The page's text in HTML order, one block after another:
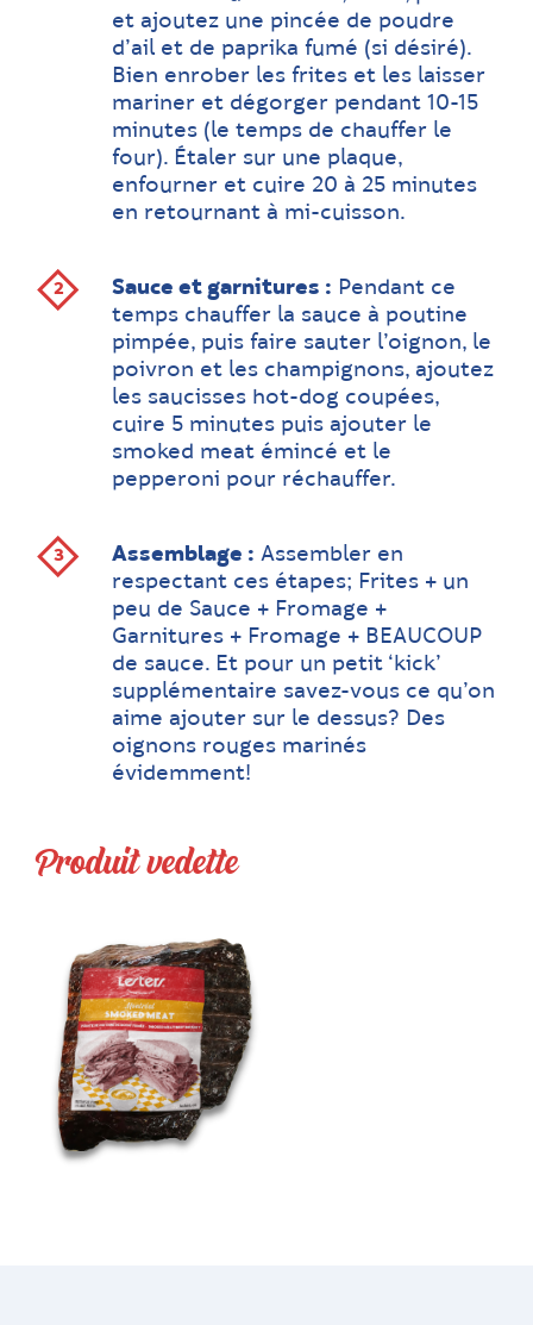
et ajoutez une pincée de poudre
d’ail et de paprika fumé (si désiré).
Bien enrober les frites et les laisser
mariner et dégorger pendant 10-15
minutes (le temps de chauffer le
four). Étaler sur une plaque,
enfourner et cuire 20 à 25 minutes
en retournant à mi-cuisson.
Sauce et garnitures : Pendant ce
temps chauffer la sauce à poutine
pimpée, puis faire sauter l’oignon, le
poivron et les champignons, ajoutez
les saucisses hot-dog coupées,
cuire 5 minutes puis ajouter le
smoked meat émincé et le
pepperoni pour réchauffer.
Assemblage : Assembler en
respectant ces étapes; Frites + un
peu de Sauce + Fromage +
Garnitures + Fromage + BEAUCOUP
de sauce. Et pour un petit ‘kick’
supplémentaire savez-vous ce qu’on
aime ajouter sur le dessus? Des
oignons rouges marinés
évidemment!
Produit vedette